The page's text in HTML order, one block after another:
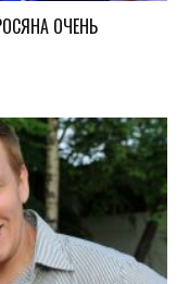
ОЧЕНЬ